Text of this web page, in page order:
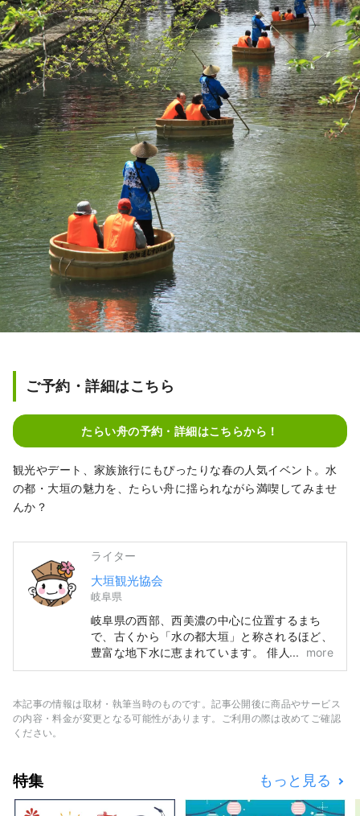
ご予約・詳細はこちら
たらい舟の予約・詳細はこちらから！
観光やデート、家族旅行にもぴったりな春の人気イベント。水
の都・大垣の魅力を、たらい舟に揺られながら満喫してみませ
んか？
ライター
大垣観光協会
岐阜県
岐阜県の西部、西美濃の中心に位置するまち
で、古くから「水の都大垣」と称されるほど、
豊富な地下水に恵まれています。 俳人松尾芭
蕉の紀行文「奥の細道」のむすびの地として知
となった大垣城や、豊臣秀吉が一夜で築いたと
される墨俣一夜城などもあります。 3月下旬か
more
本記事の情報は取材・執筆当時のものです。記事公開後に商品やサービス
の内容・料金が変更となる可能性があります。ご利用の際は改めてご確認
ください。
特集 もっと見る